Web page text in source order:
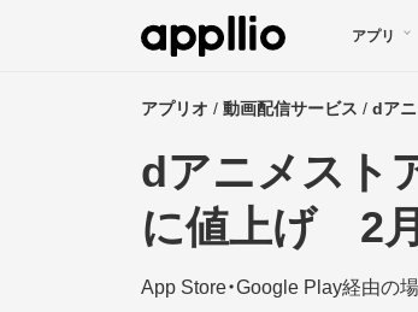
アプリ
アプリオ 動画配信サービス dア
dアニメスト
に値上げ 2
App Store・Google Play経由の